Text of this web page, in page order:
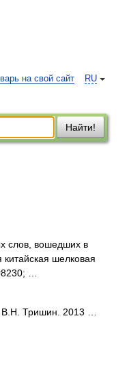
RU
на свой сайт
Найти!
слов, вошедших в
шелковая
…
Тришин. 2013 …